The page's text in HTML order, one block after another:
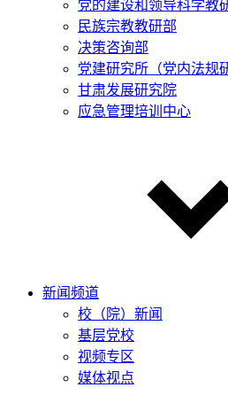
党的建设和领导科学教
民族宗教教研部
决策咨询部
党建研究所（党内法规
甘肃发展研究院
应急管理培训中心
新闻频道
校（院）新闻
基层党校
视频专区
媒体视点